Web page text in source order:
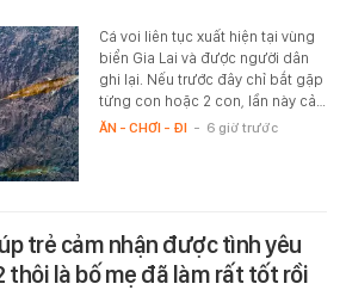
Cá voi liên tục xuất hiện tại vùng
biển Gia Lai và được người dân
ghi lại. Nếu trước đây chỉ bắt gặp
từng con hoặc 2 con, lần này cả…
ĂN - CHƠI - ĐI - 6 giờ trước
trẻ cảm nhận được tình yêu
thôi là bố mẹ đã làm rất tốt rồi